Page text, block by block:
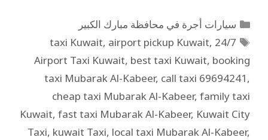
سيارات أجرة في محافظة مبارك الكبير
24/7 taxi Kuwait
, airport pickup Kuwait,
Airport Taxi Kuwait, best taxi Kuwait, booking
taxi Mubarak Al-Kabeer, call taxi 69694241,
cheap taxi Mubarak Al-Kabeer, family taxi
Kuwait, fast taxi Mubarak Al-Kabeer, Kuwait City
Taxi, kuwait Taxi, local taxi Mubarak Al-Kabeer,